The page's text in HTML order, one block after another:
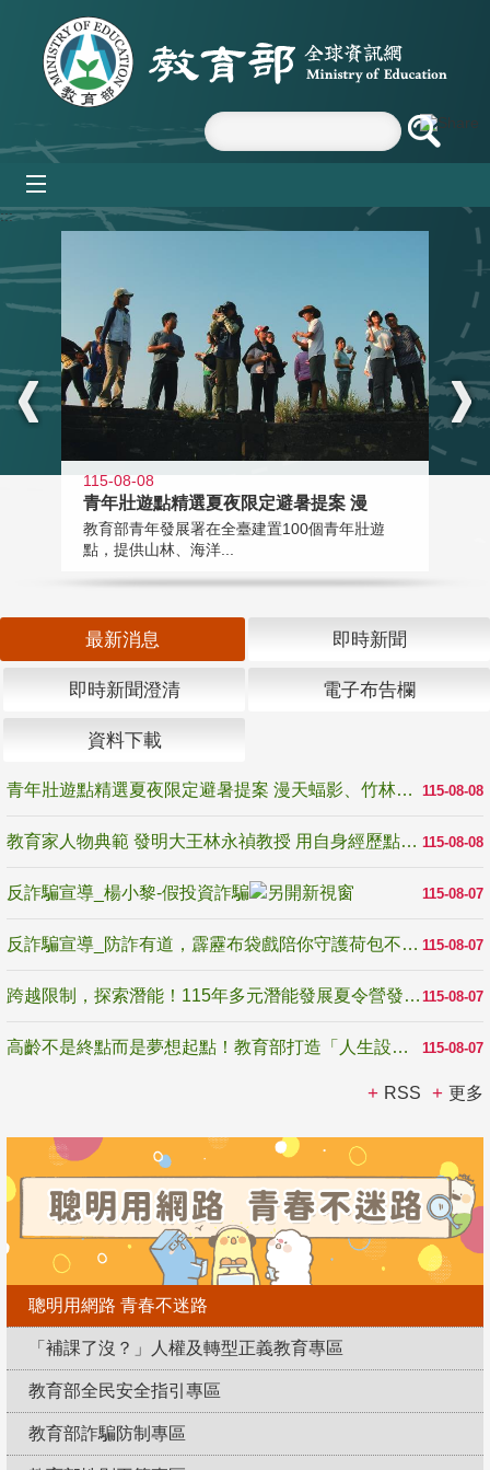
跳到主要內容區塊
:::
115-08-08
青年壯遊點精選夏夜限定避暑提案 漫
教育部青年發展署在全臺建置100個青年壯遊
點，提供山林、海洋...
最新消息 即時新聞
即時新聞澄清 電子布告欄
資料下載
115-08-08
青年壯遊點精選夏夜限定避暑提案 漫天蝠影、竹林尋蛙、茶香夜觀 邀青年暮色出發
115-08-08
教育家人物典範 發明大王林永禎教授 用自身經歷點亮學生的路
115-08-07
反詐騙宣導_楊小黎-假投資詐騙
115-08-07
反詐騙宣導_防詐有道，霹靂布袋戲陪你守護荷包不受騙
115-08-07
跨越限制，探索潛能！115年多元潛能發展夏令營發掘生命無限可能
115-08-07
高齡不是終點而是夢想起點！教育部打造「人生設計夢工場」 參展第3屆高齡健康產業博覽會
RSS 更多
聰明用網路 青春不迷路
「補課了沒？」人權及轉型正義教育專區
教育部全民安全指引專區
教育部詐騙防制專區